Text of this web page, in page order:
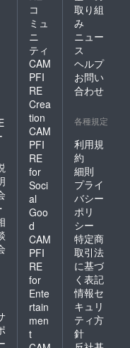
ありま
せん。
・
コ
ミュ
ニ
ティ
CAM
PFI
RE
Crea
tion
CAM
PFI
RE
for
Soci
al
Goo
d
CAM
PFI
RE
for
Ente
rtain
men
t
取り組
み
ニュー
ス
ヘルプ
お問い
合わせ
各種規定
利用規
約
細則
プライ
バシー
ポリ
シー
特定商
取引法
に基づ
く表記
情報セ
キュリ
ティ方
針